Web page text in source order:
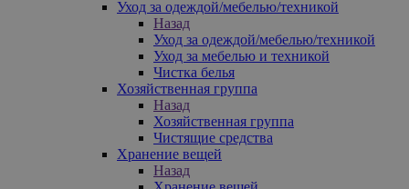
Уход за одеждой/мебелью/техникой
Назад
Уход за одеждой/мебелью/техникой
Уход за мебелью и техникой
Чистка белья
Хозяйственная группа
Назад
Хозяйственная группа
Чистящие средства
Хранение вещей
Назад